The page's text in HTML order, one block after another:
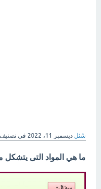
سُئل ديسمبر 11، 2022 في تصنيف
ما هي المواد التى يتشكل